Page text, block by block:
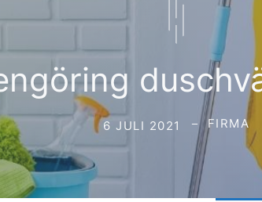
6 JULI 2021 FIRMA